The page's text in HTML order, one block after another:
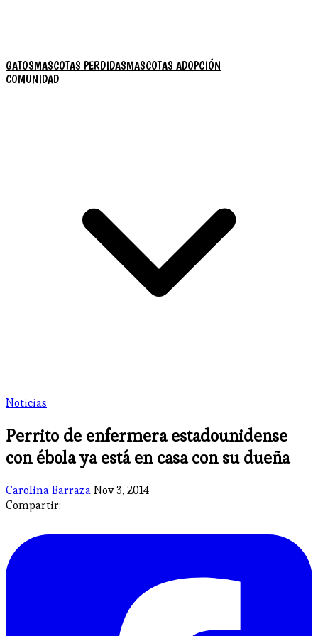
GATOSMASCOTAS PERDIDASMASCOTAS ADOPCIÓN
COMUNIDAD
Noticias
Perrito de enfermera estadounidense
con ébola ya está en casa con su dueña
Carolina BarrazaNov 3, 2014
Compartir: